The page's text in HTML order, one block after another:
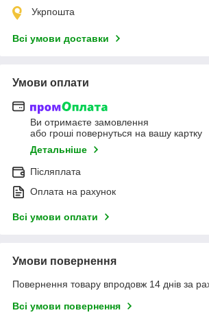
Укрпошта
Всі умови доставки
Умови оплати
Ви отримаєте замовлення
або гроші повернуться на вашу картку
Детальніше
Післяплата
Оплата на рахунок
Всі умови оплати
Умови повернення
Повернення товару впродовж 14 днів за
Всі умови повернення